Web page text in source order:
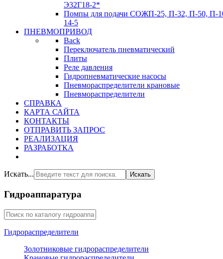
Э32Г18-2*
Помпы для подачи СОЖП-25, П-32, П-50, П-
14-5
ПНЕВМОПРИВОД
Back
Переключатель пневматический
Плиты
Реле давления
Гидропневматические насосы
Пневмораспределители крановые
Пневмораспределители
СПРАВКА
КАРТА САЙТА
КОНТАКТЫ
ОТПРАВИТЬ ЗАПРОС
РЕАЛИЗАЦИЯ
РАЗРАБОТКА
Искать... Искать
Гидроаппаратура
Гидрораспределители
Золотниковые гидрораспределители